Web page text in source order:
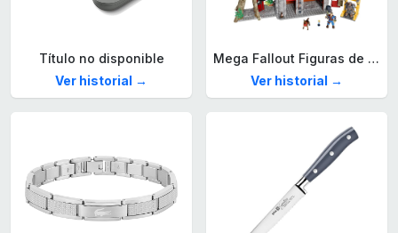
Título no disponible
Ver historial →
Mega Fallout Figuras de acción y Juguetes de construcción, Parada de Camiones Red Rocket con 824 Piezas, 2 Personajes articulados y Accesorios, para coleccionistas, HXT00
Ver historial →